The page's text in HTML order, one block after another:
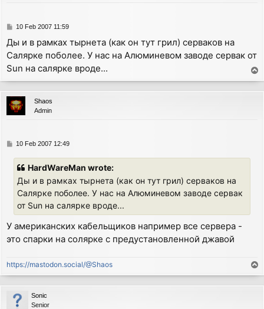
P
s
t
10 Feb 2007 11:59
Ды и в рамках тырнета (как он тут грил) серваков на
Салярке поболее. У нас на Алюминевом заводе сервак от
Sun на салярке вроде...
o
p
Shaos
Admin
P10 Feb 2007 12:49
HardWareMan wrote:
Ды и в рамках тырнета (как он тут грил) серваков на
Салярке поболее. У нас на Алюминевом заводе сервак
от Sun на салярке вроде...
У американских кабельщиков например все сервера -
это спарки на солярке с предустановленной джавой
https://mastodon.social/@Shaos
o
p
Sonic
Senior